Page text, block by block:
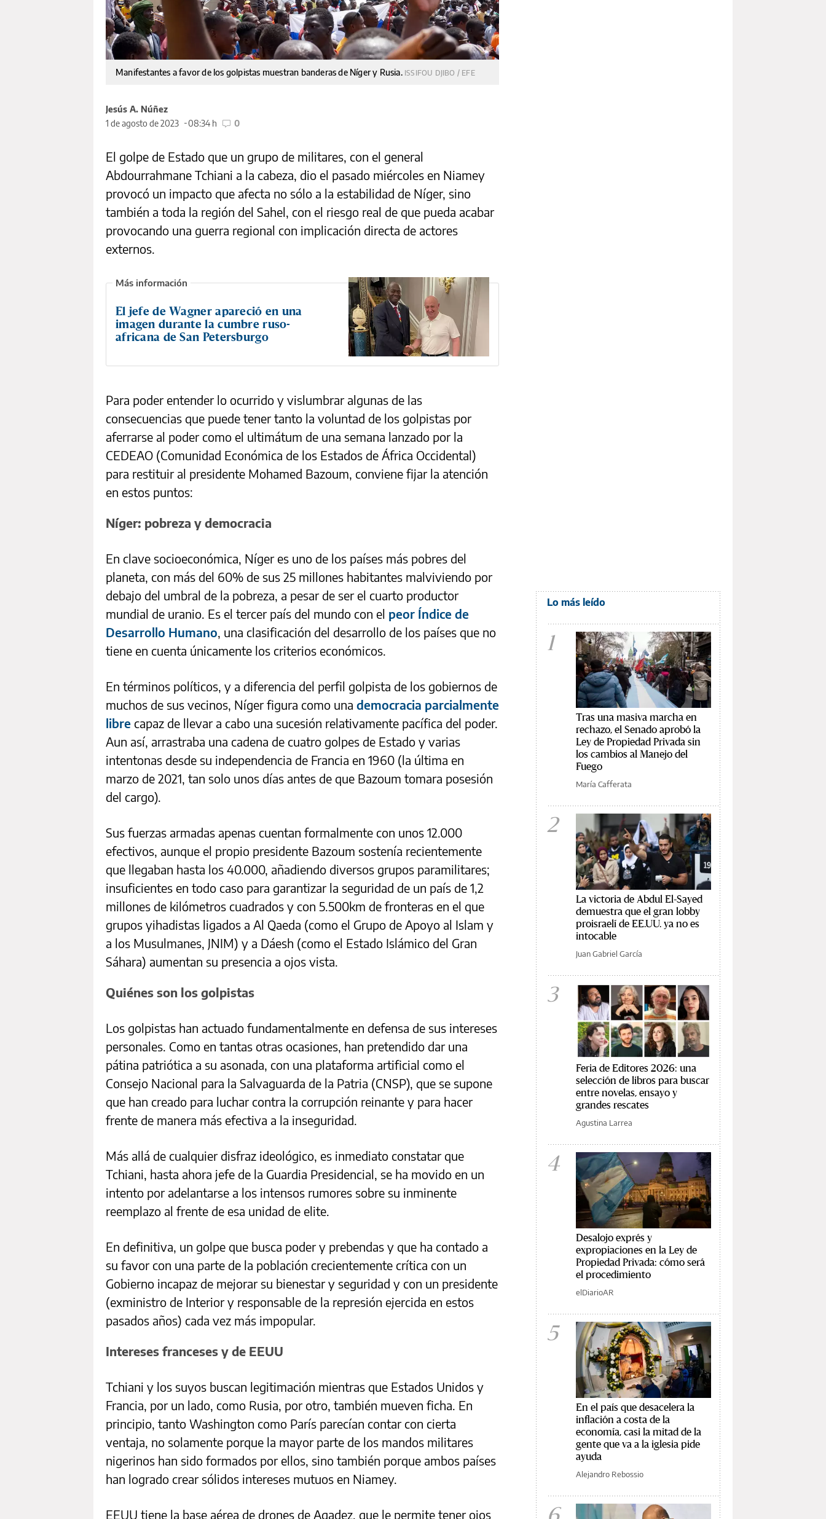
Manifestantes a favor de los golpistas muestran banderas de Níger y Rusia. ISSIFOU DJIBO / EFE
Jesús A. Núñez
1 de agosto de 2023
08:34 h 0
El golpe de Estado que un grupo de militares, con el general
Abdourrahmane Tchiani a la cabeza, dio el pasado miércoles en Niamey
provocó un impacto que afecta no sólo a la estabilidad de Níger, sino
también a toda la región del Sahel, con el riesgo real de que pueda acabar
provocando una guerra regional con implicación directa de actores
externos.
El jefe de Wagner apareció en una
imagen durante la cumbre ruso-
africana de San Petersburgo
Para poder entender lo ocurrido y vislumbrar algunas de las
consecuencias que puede tener tanto la voluntad de los golpistas por
aferrarse al poder como el ultimátum de una semana lanzado por la
CEDEAO (Comunidad Económica de los Estados de África Occidental)
para restituir al presidente Mohamed Bazoum, conviene fijar la atención
en estos puntos:
Níger: pobreza y democracia
En clave socioeconómica, Níger es uno de los países más pobres del
planeta, con más del 60% de sus 25 millones habitantes malviviendo por
debajo del umbral de la pobreza, a pesar de ser el cuarto productor
mundial de uranio. Es el tercer país del mundo con el peor Índice de
Desarrollo Humano, una clasificación del desarrollo de los países que no
tiene en cuenta únicamente los criterios económicos.
En términos políticos, y a diferencia del perfil golpista de los gobiernos de
muchos de sus vecinos, Níger figura como una democracia parcialmente
libre capaz de llevar a cabo una sucesión relativamente pacífica del poder.
Aun así, arrastraba una cadena de cuatro golpes de Estado y varias
intentonas desde su independencia de Francia en 1960 (la última en
marzo de 2021, tan solo unos días antes de que Bazoum tomara posesión
del cargo).
Sus fuerzas armadas apenas cuentan formalmente con unos 12.000
efectivos, aunque el propio presidente Bazoum sostenía recientemente
que llegaban hasta los 40.000, añadiendo diversos grupos paramilitares;
insuficientes en todo caso para garantizar la seguridad de un país de 1,2
millones de kilómetros cuadrados y con 5.500km de fronteras en el que
grupos yihadistas ligados a Al Qaeda (como el Grupo de Apoyo al Islam y
a los Musulmanes, JNIM) y a Dáesh (como el Estado Islámico del Gran
Sáhara) aumentan su presencia a ojos vista.
Quiénes son los golpistas
Los golpistas han actuado fundamentalmente en defensa de sus intereses
personales. Como en tantas otras ocasiones, han pretendido dar una
pátina patriótica a su asonada, con una plataforma artificial como el
Consejo Nacional para la Salvaguarda de la Patria (CNSP), que se supone
que han creado para luchar contra la corrupción reinante y para hacer
frente de manera más efectiva a la inseguridad.
Más allá de cualquier disfraz ideológico, es inmediato constatar que
Tchiani, hasta ahora jefe de la Guardia Presidencial, se ha movido en un
intento por adelantarse a los intensos rumores sobre su inminente
reemplazo al frente de esa unidad de elite.
En definitiva, un golpe que busca poder y prebendas y que ha contado a
su favor con una parte de la población crecientemente crítica con un
Gobierno incapaz de mejorar su bienestar y seguridad y con un presidente
(exministro de Interior y responsable de la represión ejercida en estos
pasados años) cada vez más impopular.
Intereses franceses y de EEUU
Tchiani y los suyos buscan legitimación mientras que Estados Unidos y
Francia, por un lado, como Rusia, por otro, también mueven ficha. En
principio, tanto Washington como París parecían contar con cierta
ventaja, no solamente porque la mayor parte de los mandos militares
nigerinos han sido formados por ellos, sino también porque ambos países
han logrado crear sólidos intereses mutuos en Niamey.
EEUU tiene la base aérea de drones de Agadez, que le permite tener ojos
Lo más leído
1
Tras una masiva marcha en
rechazo, el Senado aprobó la
Ley de Propiedad Privada sin
los cambios al Manejo del
Fuego
María Cafferata
2
La victoria de Abdul El-Sayed
demuestra que el gran lobby
proisraelí de EE.UU. ya no es
intocable
Juan Gabriel García
3
Feria de Editores 2026: una
selección de libros para buscar
entre novelas, ensayo y
grandes rescates
Agustina Larrea
4
Desalojo exprés y
expropiaciones en la Ley de
Propiedad Privada: cómo será
el procedimiento
elDiarioAR
5
En el país que desacelera la
inflación a costa de la
economía, casi la mitad de la
gente que va a la iglesia pide
ayuda
Alejandro Rebossio